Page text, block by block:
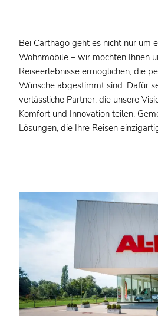
Bei Carthago geht es nicht nur um
Wohnmobile – wir möchten Ihnen
Reiseerlebnisse ermöglichen, die
Wünsche abgestimmt sind. Dafür
verlässliche Partner, die unsere
Komfort und Innovation teilen.
Lösungen, die Ihre Reisen